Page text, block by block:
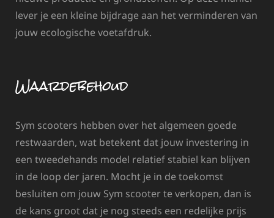
lever je een kleine bijdrage aan het verminderen van
jouw ecologische voetafdruk.
Waardebehoud
Sym scooters hebben over het algemeen goede
restwaarden, wat betekent dat jouw investering in
een tweedehands model relatief stabiel kan blijven
in de loop der jaren. Mocht je in de toekomst
besluiten om jouw Sym scooter te verkopen, dan is
de kans groot dat je nog steeds een redelijke prijs